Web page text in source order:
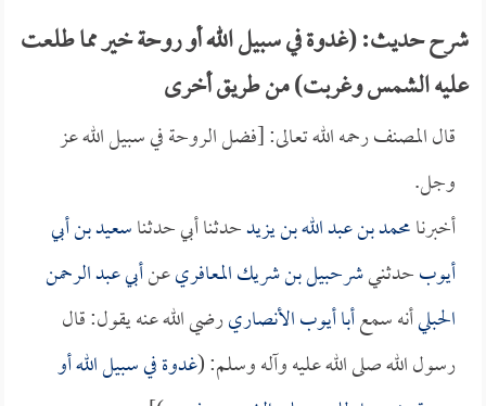
شرح حديث: (غدوة في سبيل الله أو روحة خير مما طلعت
عليه الشمس وغربت) من طريق أخرى
قال المصنف رحمه الله تعالى: [فضل الروحة في سبيل الله عز
وجل.
أخبرنامحمد بن عبد الله بن يزيدحدثنا أبي حدثناسعيد بن أبي
أيوبحدثنيشرحبيل بن شريك المعافريعنأبي عبد الرحمن
الحبليأنه سمعأبا أيوب الأنصاريرضي الله عنه يقول: قال
رسول الله صلى الله عليه وآله وسلم: (غدوة في سبيل الله أو